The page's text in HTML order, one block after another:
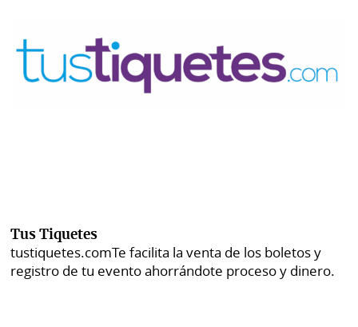
Tus Tiquetes
tustiquetes.comTe facilita la venta de los boletos y
registro de tu evento ahorrándote proceso y dinero.